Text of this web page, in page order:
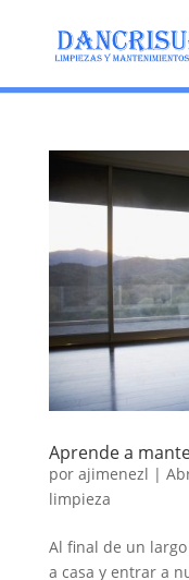
Aprende a
por ajimenezl |
limpieza
Al final de un
a casa y entrar a